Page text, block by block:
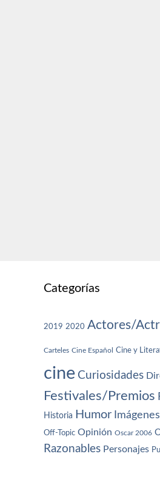
Categorías
2019 2020 Actores/
Carteles Cine Español Cine y
cine Curiosidades
Festivales/Premios
Historia Humor
Off-Topic Opinión Oscar 2006
Razonables Personajes